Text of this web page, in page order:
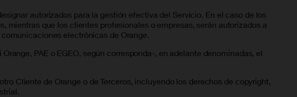
autorizados para la gestión efectiva del Servicio. En el caso de los
mientras que los clientes profesionales o empresas, serán autorizados a
electrónicas de Orange.
PAE o EGEO, según corresponda-, en adelante denominadas, el
Cliente de Orange o de Terceros, incluyendo los derechos de copyright,